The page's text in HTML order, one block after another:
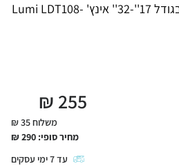
זרוע כפולה למסכי מחשב בגודל 17''-32'' אינץ' Lumi LDT108-
255
₪
משלוח 35 ₪
מחיר סופי: 290
₪
עד7ימי עסקים